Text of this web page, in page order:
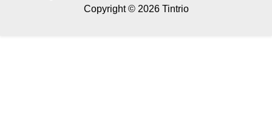
Copyright © 2026 Tintrio